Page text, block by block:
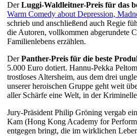
DerLuggi-Waldleitner-Preis für das
Warm Comedy about Depression,
schrieb und anschließend auch Regie
die Autoren, vollkommen abgerundete
Familienlebens erzählen.
DerPanther-Preis für die beste
5.000 Euro dotiert. Hannu-Pekka
trostloses Altersheim, aus dem drei
unserer heroischen Gruppe geht weit
aller Schärfe eine Welt, in der
Jury-Präsident Philip Gröning vergab
Kam (Hong Kong Academy for
entgegen bringt, die im wirklichen